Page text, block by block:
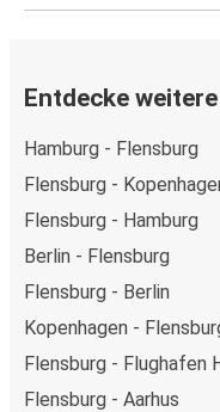
Entdecke
Hamburg - Flensburg
Flensburg -
Flensburg - Hamburg
Berlin - Flensburg
Flensburg - Berlin
Kopenhagen -
Flensburg - Flughafen
Flensburg - Aarhus